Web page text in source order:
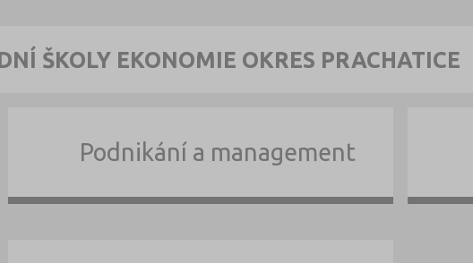
ŠKOLY EKONOMIE OKRES PRACHATICE
Podnikání a management